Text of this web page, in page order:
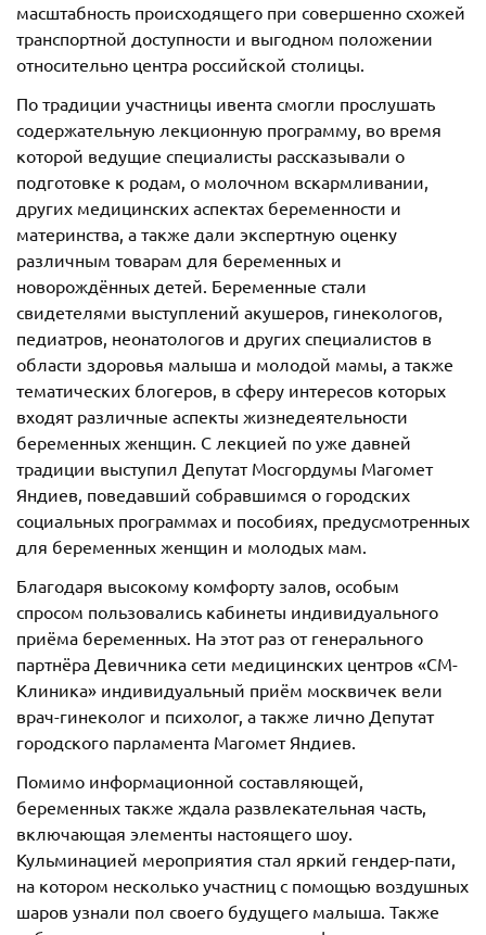
масштабность происходящего при совершенно схожей
транспортной доступности и выгодном положении
относительно центра российской столицы.
По традиции участницы ивента смогли прослушать
содержательную лекционную программу, во время
которой ведущие специалисты рассказывали о
подготовке к родам, о молочном вскармливании,
других медицинских аспектах беременности и
материнства, а также дали экспертную оценку
различным товарам для беременных и
новорождённых детей. Беременные стали
свидетелями выступлений акушеров, гинекологов,
педиатров, неонатологов и других специалистов в
области здоровья малыша и молодой мамы, а также
тематических блогеров, в сферу интересов которых
входят различные аспекты жизнедеятельности
беременных женщин. С лекцией по уже давней
традиции выступил Депутат Мосгордумы Магомет
Яндиев, поведавший собравшимся о городских
социальных программах и пособиях, предусмотренных
для беременных женщин и молодых мам.
Благодаря высокому комфорту залов, особым
спросом пользовались кабинеты индивидуального
приёма беременных. На этот раз от генерального
партнёра Девичника сети медицинских центров «СМ-
Клиника» индивидуальный приём москвичек вели
врач-гинеколог и психолог, а также лично Депутат
городского парламента Магомет Яндиев.
Помимо информационной составляющей,
беременных также ждала развлекательная часть,
включающая элементы настоящего шоу.
Кульминацией мероприятия стал яркий гендер-пати,
на котором несколько участниц с помощью воздушных
шаров узнали пол своего будущего малыша. Также